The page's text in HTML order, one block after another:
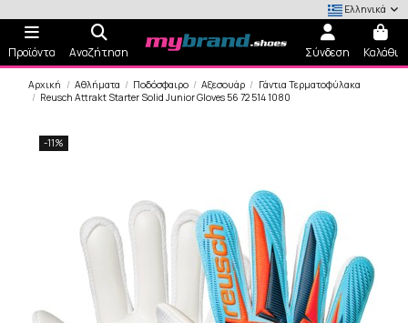
Ελληνικά
Προϊόντα Αναζήτηση Σύνδεση Καλάθι
Αρχική Αθλήματα Ποδόσφαιρο Αξεσουάρ
Γάντια Τερματοφύλακα
Reusch Attrakt Starter Solid Junior Gloves 56 72 514 1080
-11%